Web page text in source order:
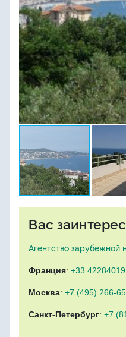
Вас
Агентство зарубежной
Франция: +33
Москва: +7 (495) 266-
Санкт-Петербург: +7